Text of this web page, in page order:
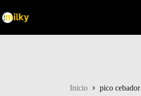
al
contenido
Inicio pico cebador